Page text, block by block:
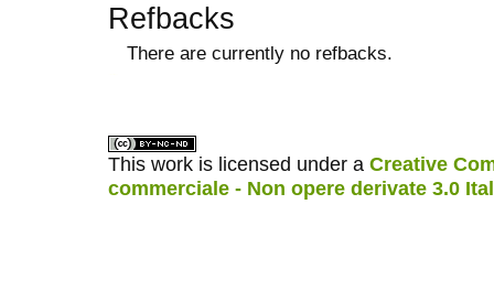
Refbacks
There are currently no refbacks.
This work is licensed under a Creative
commerciale - Non opere derivate 3.0